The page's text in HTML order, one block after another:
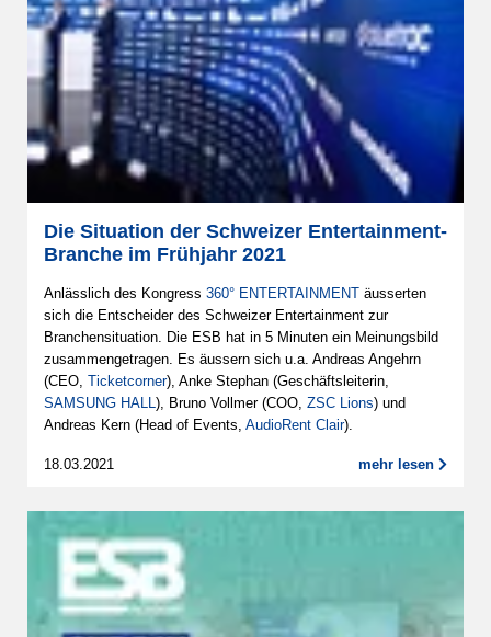
Die Situation der Schweizer Entertainment-
Branche im Frühjahr 2021
Anlässlich des Kongress 360° ENTERTAINMENT äusserten
sich die Entscheider des Schweizer Entertainment zur
Branchensituation. Die ESB hat in 5 Minuten ein Meinungsbild
zusammengetragen. Es äussern sich u.a. Andreas Angehrn
(CEO, Ticketcorner), Anke Stephan (Geschäftsleiterin,
SAMSUNG HALL), Bruno Vollmer (COO, ZSC Lions) und
Andreas Kern (Head of Events, AudioRent Clair).
18.03.2021 mehr lesen